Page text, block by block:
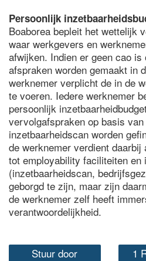
Persoonlijk
Boaborea bepleit het wettelijk
waar werkgevers en
afwijken. Indien er geen cao is
afspraken worden gemaakt in
werknemer verplicht de in de
te voeren. Iedere werknemer
persoonlijk
vervolgafspraken op basis
inzetbaarheidscan worden
de werknemer verdient
tot employability faciliteiten en
(inzetbaarheidscan,
geborgd te zijn, maar zijn
de werknemer zelf heeft
verantwoordelijkheid.
Stuur door 1